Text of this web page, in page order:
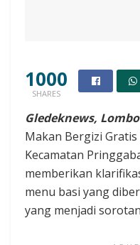
1000
SHARES
Gledeknews,
Makan Bergizi
Kecamatan
memberikan
menu basi yang
yang menjadi